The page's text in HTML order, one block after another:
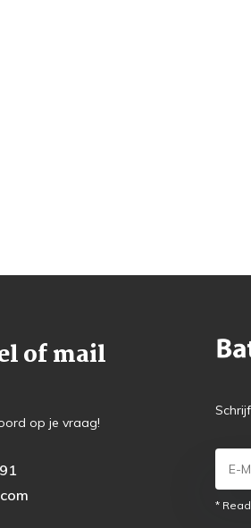
of mail
op je vraag!
*